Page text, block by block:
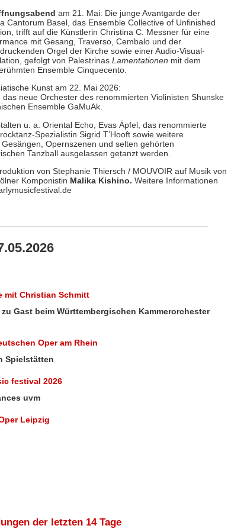
am 21. Mai: Die junge Avantgarde der
Cantorum Basel, das Ensemble Collective of Unfinished
trifft auf die Künstlerin Christina C. Messner für eine
mit Gesang, Traverso, Cembalo und der
Orgel der Kirche sowie einer Audio-Visual-
gefolgt von Palestrinas Lamentationen mit dem
Ensemble Cinquecento.
Kunst am 22. Mai 2026:
neue Orchester des renommierten Violinisten Shunske
Ensemble GaMuAk.
u. a. Oriental Echo, Evas Äpfel, das renommierte
Spezialistin Sigrid T’Hooft sowie weitere
Opernszenen und selten gehörten
Tanzball ausgelassen getanzt werden.
von Stephanie Thiersch / MOUVOIR auf Musik von
Komponistin Malika Kishino. Weitere Informationen
mit Christian Schmitt
Gast beim Württembergischen Kammerorchester
Oper am Rhein
Spielstätten
festival 2026
uvm
Leipzig
der letzten 14 Tage